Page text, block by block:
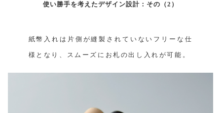
使い勝手を考えたデザイン設計：その（2）
紙幣入れは片側が縫製されていないフリーな仕
様となり、スムーズにお札の出し入れが可能。